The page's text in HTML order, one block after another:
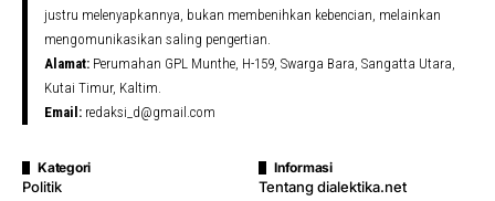
justru melenyapkannya, bukan membenihkan kebencian, melainkan
mengomunikasikan saling pengertian.
Alamat: Perumahan GPL Munthe, H-159, Swarga Bara, Sangatta Utara,
Kutai Timur, Kaltim.
Email: redaksi_d@gmail.com
Kategori
Politik
Informasi
Tentang dialektika.net